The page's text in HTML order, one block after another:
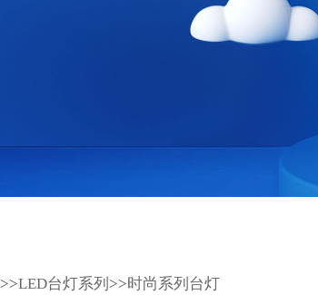
>>LED台灯系列 >>时尚系列台灯